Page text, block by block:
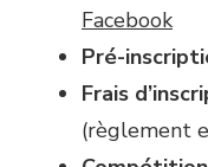
Facebook
Pré-
Frais
(règlement